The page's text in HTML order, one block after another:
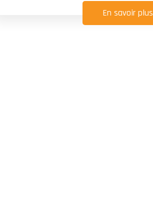
En savoir plus